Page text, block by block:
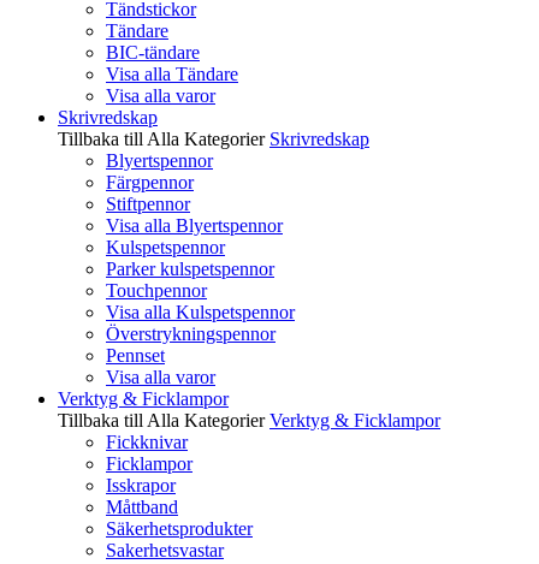
Tändstickor
Tändare
BIC-tändare
Visa alla Tändare
Visa alla varor
Skrivredskap
Tillbaka till Alla Kategorier Skrivredskap
Blyertspennor
Färgpennor
Stiftpennor
Visa alla Blyertspennor
Kulspetspennor
Parker kulspetspennor
Touchpennor
Visa alla Kulspetspennor
Överstrykningspennor
Pennset
Visa alla varor
Verktyg & Ficklampor
Tillbaka till Alla Kategorier Verktyg & Ficklampor
Fickknivar
Ficklampor
Isskrapor
Måttband
Säkerhetsprodukter
Sakerhetsvastar